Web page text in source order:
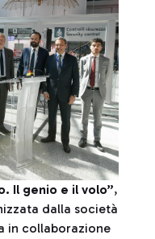
Il genio e il volo”,
dalla società
in collaborazione